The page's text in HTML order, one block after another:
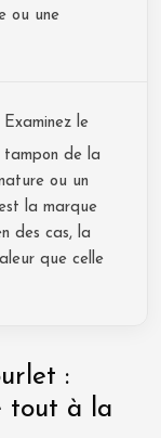
ou une
Examinez le
tampon de la
ou un
la marque
des cas, la
que celle
:
tout à la